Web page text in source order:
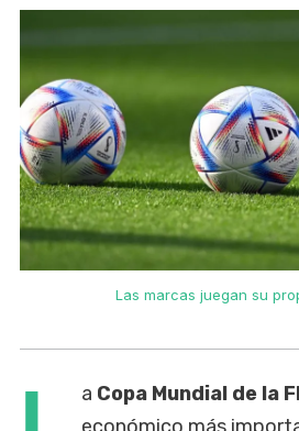
Las marcas juegan su
a Copa Mundial de la